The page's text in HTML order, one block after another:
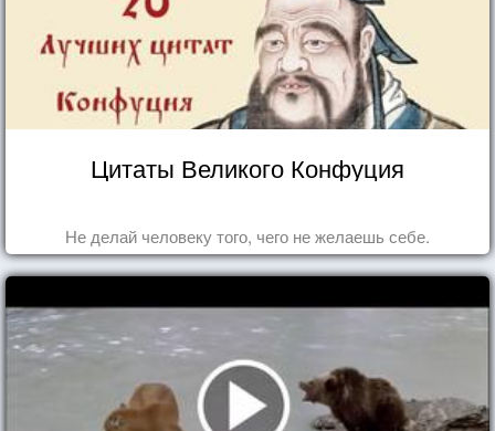
Цитаты Великого Конфуция
Не делай человеку того, чего не желаешь себе.